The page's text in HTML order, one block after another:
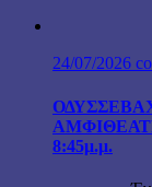
24/07/2026
ΟΔΥΣΣΕΒΑΧ
8:45μ.μ.